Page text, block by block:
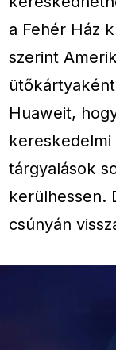
a Fehér Ház
szerint
Huaweit,
tárgyalások
kerülhessen.
csúnyán